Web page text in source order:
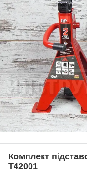
Комплект
T42001